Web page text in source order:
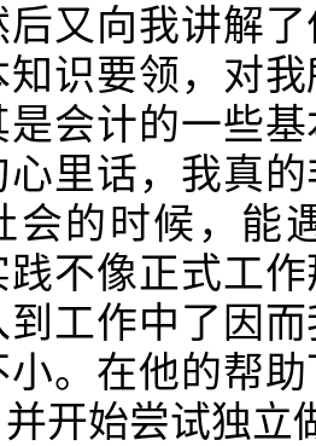
又向我讲解
知识要领，对
会计的一些
里话，我真
会的时候，能
不像正式工
工作中了因
。在他的帮
开始尝试独立